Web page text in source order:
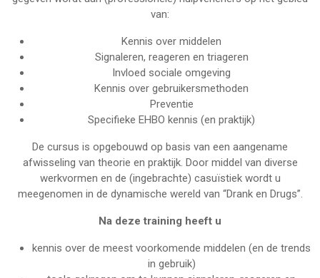
van:
Kennis over middelen
Signaleren, reageren en triageren
Invloed sociale omgeving
Kennis over gebruikersmethoden
Preventie
Specifieke EHBO kennis (en praktijk)
De cursus is opgebouwd op basis van een aangename
afwisseling van theorie en praktijk. Door middel van diverse
werkvormen en de (ingebrachte) casuïstiek wordt u
meegenomen in de dynamische wereld van “Drank en Drugs”.
Na deze training heeft u
kennis over de meest voorkomende middelen (en de trends
in gebruik)